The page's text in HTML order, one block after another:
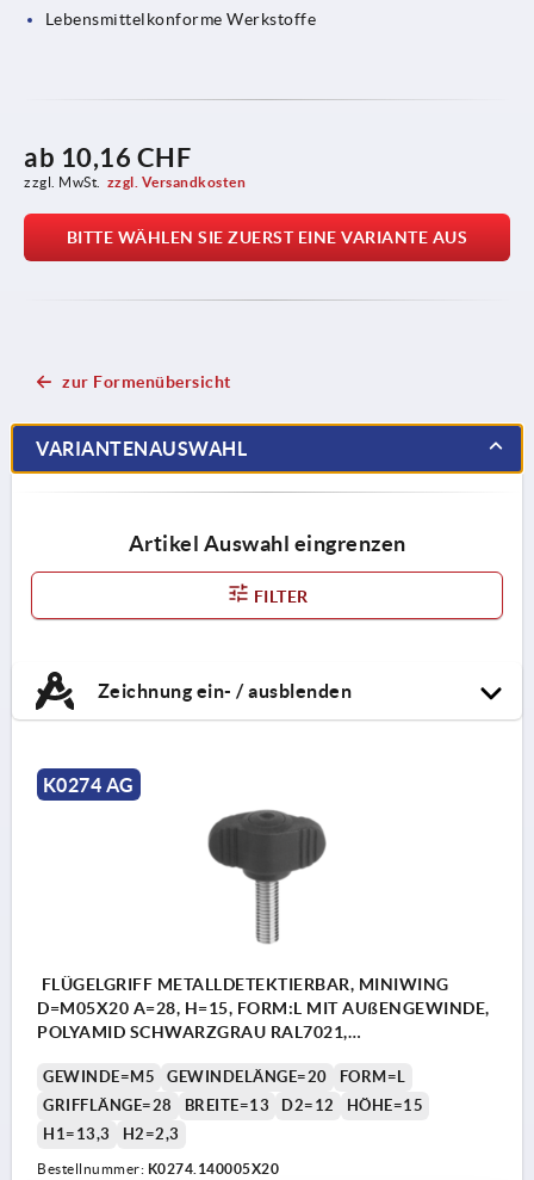
Lebensmittelkonforme Werkstoffe
ab 10,16 CHF
zzgl. MwSt. zzgl. Versandkosten
BITTE WÄHLEN SIE ZUERST EINE VARIANTE AUS
zur Formenübersicht
VARIANTENAUSWAHL
Artikel Auswahl eingrenzen
FILTER
Zeichnung ein- / ausblenden
K0274 AG
FLÜGELGRIFF METALLDETEKTIERBAR, MINIWING
D=M05X20 A=28, H=15, FORM:L MIT AUßENGEWINDE,
POLYAMID SCHWARZGRAU RAL7021,
GEWINDE=M5 GEWINDELÄNGE=20
FORM=L
GRIFFLÄNGE=28
BREITE=13 D2=12
HÖHE=15
H1=13,3
H2=2,3
Bestellnummer: K0274.140005X20